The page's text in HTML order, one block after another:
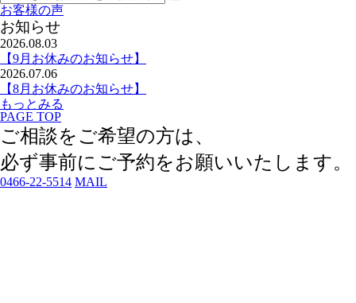
お客様の声
お知らせ
2026.08.03
【9月お休みのお知らせ】
2026.07.06
【8月お休みのお知らせ】
もっとみる
PAGE TOP
ご相談をご希望の方は、
必ず事前にご予約をお願いいたします。
0466-22-5514 MAIL